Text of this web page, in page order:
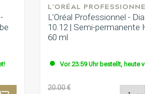
L'ORÉAL
L’Oréal Professionnel -
10.12 | Semi-permanente
60 ml
Vor 23:59 Uhr bestellt, heute
20.00 €